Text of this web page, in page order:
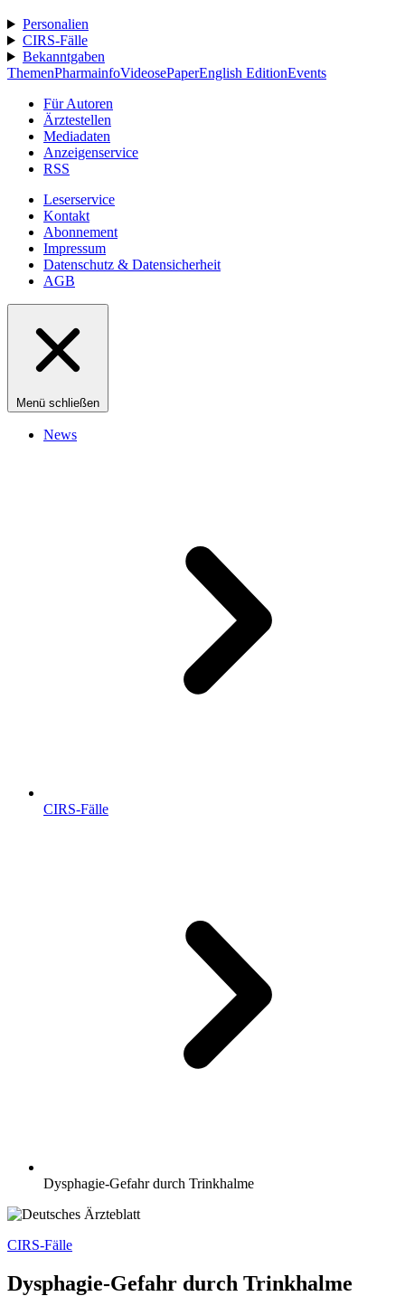
Personalien
CIRS-Fälle
Bekanntgaben
ThemenPharmainfoVideosePaperEnglish EditionEvents
Für Autoren
Ärztestellen
Mediadaten
Anzeigenservice
RSS
Leserservice
Kontakt
Abonnement
Impressum
Datenschutz & Datensicherheit
AGB
Menü schließen
News
CIRS-Fälle
Dysphagie-Gefahr durch Trinkhalme
CIRS-Fälle
Dysphagie-Gefahr durch Trinkhalme